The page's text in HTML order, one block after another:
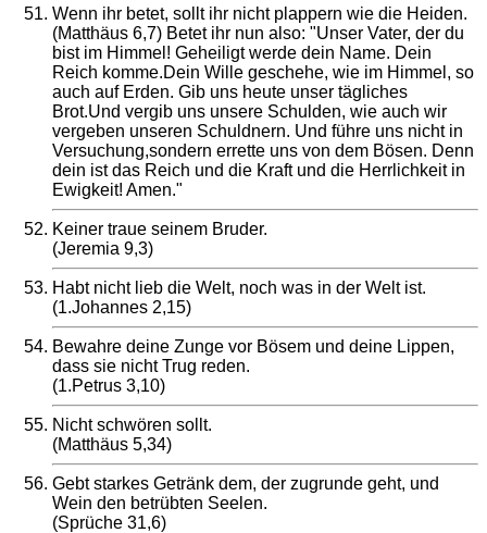
Wenn ihr betet, sollt ihr nicht plappern wie die Heiden.
(Matthäus 6,7) Betet ihr nun also: "Unser Vater, der du
bist im Himmel! Geheiligt werde dein Name. Dein
Reich komme.Dein Wille geschehe, wie im Himmel, so
auch auf Erden. Gib uns heute unser tägliches
Brot.Und vergib uns unsere Schulden, wie auch wir
vergeben unseren Schuldnern. Und führe uns nicht in
Versuchung,sondern errette uns von dem Bösen. Denn
dein ist das Reich und die Kraft und die Herrlichkeit in
Ewigkeit! Amen."
Keiner traue seinem Bruder.
(Jeremia 9,3)
Habt nicht lieb die Welt, noch was in der Welt ist.
(1.Johannes 2,15)
Bewahre deine Zunge vor Bösem und deine Lippen,
dass sie nicht Trug reden.
(1.Petrus 3,10)
Nicht schwören sollt.
(Matthäus 5,34)
Gebt starkes Getränk dem, der zugrunde geht, und
Wein den betrübten Seelen.
(Sprüche 31,6)